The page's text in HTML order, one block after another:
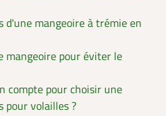
d'une mangeoire à trémie en
mangeoire pour éviter le
compte pour choisir une
pour volailles ?